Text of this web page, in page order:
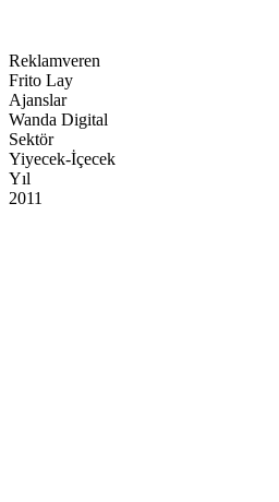
Reklamveren
Frito Lay
Ajanslar
Wanda Digital
Sektör
Yiyecek-İçecek
Yıl
2011